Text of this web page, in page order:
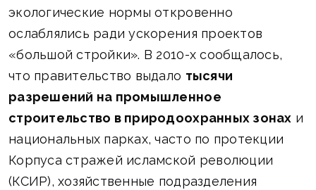
экологические нормы откровенно
ослаблялись ради ускорения проектов
«большой стройки». В 2010-х сообщалось,
что правительство выдало тысячи
разрешений на промышленное
строительство в природоохранных зонах и
национальных парках, часто по протекции
Корпуса стражей исламской революции
(КСИР), хозяйственные подразделения